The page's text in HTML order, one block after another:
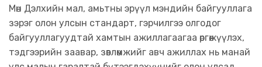
Мөн Дэлхийн мал, амьтны эрүүл мэндийн байгууллага
зэрэг олон улсын стандарт, гэрчилгээ олгодог
байгууллагуудтай хамтын ажиллагаагаа өргөжүүлэх,
тэдгээрийн заавар, зөвлөмжийг авч ажиллах нь манай